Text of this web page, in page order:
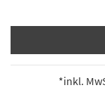
*inkl.